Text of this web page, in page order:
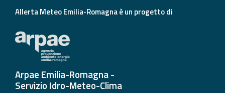
Informazioni
Domande
frequenti
Guida per gli
sviluppatori
Allerta Meteo Emilia-Romagna è un progetto di
Arpae Emilia-Romagna -
Servizio Idro-Meteo-Clima